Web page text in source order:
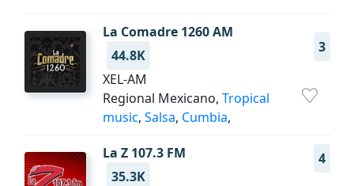
La Comadre 1260 AM
3
44.8K
XEL-AM
Regional Mexicano, Tropical
music, Salsa, Cumbia,
La Z 107.3 FM
4
35.3K